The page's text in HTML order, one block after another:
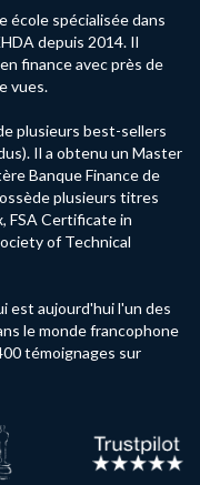
école spécialisée dans
depuis 2014. Il
finance avec près de
vues.
plusieurs best-sellers
Il a obtenu un Master
Banque Finance de
plusieurs titres
FSA Certificate in
of Technical
est aujourd'hui l'un des
le monde francophone
témoignages sur